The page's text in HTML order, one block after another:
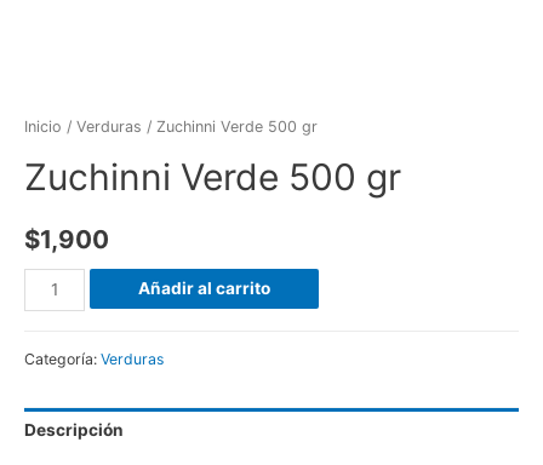
Inicio / Verduras / Zuchinni Verde 500 gr
Zuchinni Verde 500 gr
$1,900
Añadir al carrito
Categoría: Verduras
Descripción